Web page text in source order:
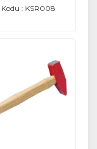
Kodu : KSR008